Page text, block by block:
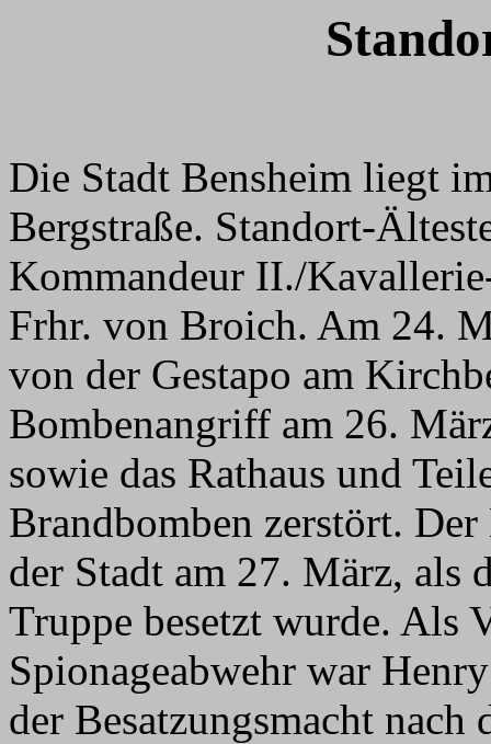
Die Stadt Bensheim liegt
Bergstraße. Standort-
Kommandeur II./
Frhr. von Broich. Am 24.
von der Gestapo am
Bombenangriff am 26.
sowie das Rathaus und
Brandbomben zerstört.
der Stadt am 27. März, als
Truppe besetzt wurde. Als
Spionageabwehr war
der Besatzungsmacht